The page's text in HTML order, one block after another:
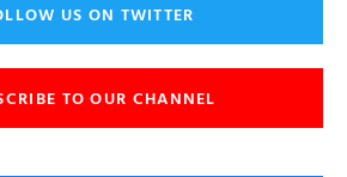
US ON TWITTER
TO OUR CHANNEL